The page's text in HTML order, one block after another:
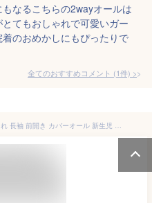
なるこちらの2wayオールは
てもおしゃれで可愛いガー
のおめかしにもぴったりで
全てのおすすめコメント (1件) >
ロンパース ベビー服 女の子 おしゃれ 長袖 前開き カバーオール 新生児 退院 男の子 可愛い 赤ちゃん キッズ ベビーウェア 外出着 59 66